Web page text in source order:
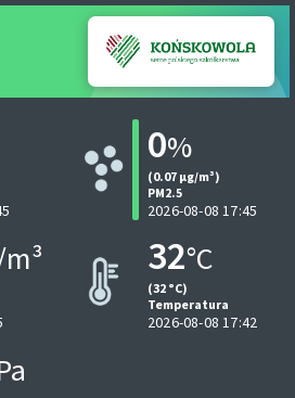
0%
(0.07 µg/m³)
PM2.5
2026-08-08 17:45
32°C
(32 °C)
Temperatura
2026-08-08 17:42